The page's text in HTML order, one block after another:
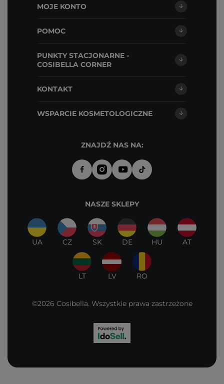
MOJE KONTO
POMOC
PUNKTY STACJONARNE -
COSIBELLA CORNER
KONTAKT
WSPARCIE KOSMETOLOGICZNE
ZNAJDŹ NAS NA:
NASZE SKLEPY
UA CZ SK DE HU AT
LT LV RO
©2026 Cosibella. Wszystkie prawa zastrzeżone